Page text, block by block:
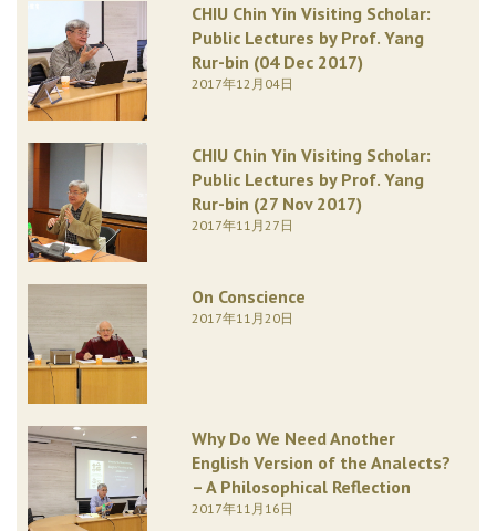
CHIU Chin Yin Visiting Scholar:
Public Lectures by Prof. Yang
Rur-bin (04 Dec 2017)
2017年12月04日
CHIU Chin Yin Visiting Scholar:
Public Lectures by Prof. Yang
Rur-bin (27 Nov 2017)
2017年11月27日
On Conscience
2017年11月20日
Why Do We Need Another
English Version of the Analects?
– A Philosophical Reflection
2017年11月16日